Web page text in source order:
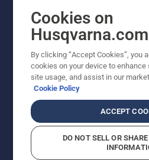
Autortiesības — 2022
Cookies on
Husqvarna.com
By clicking “Accept Cookies”, you
cookies on your device to enhance
site usage, and assist in our
Cookie Policy
ACCEPT
DO NOT SELL OR